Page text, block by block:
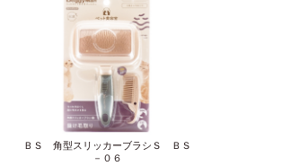
ＢＳ 角型スリッカーブラシＳ ＢＳ
－０６